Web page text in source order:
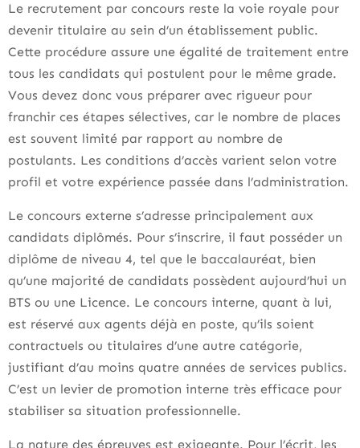
Le recrutement par concours reste la voie royale pour
devenir titulaire au sein d’un établissement public.
Cette procédure assure une égalité de traitement entre
tous les candidats qui postulent pour le même grade.
Vous devez donc vous préparer avec rigueur pour
franchir ces étapes sélectives, car le nombre de places
est souvent limité par rapport au nombre de
postulants. Les conditions d’accès varient selon votre
profil et votre expérience passée dans l’administration.
Le concours externe s’adresse principalement aux
candidats diplômés. Pour s’inscrire, il faut posséder un
diplôme de niveau 4, tel que le baccalauréat, bien
qu’une majorité de candidats possèdent aujourd’hui un
BTS ou une Licence. Le concours interne, quant à lui,
est réservé aux agents déjà en poste, qu’ils soient
contractuels ou titulaires d’une autre catégorie,
justifiant d’au moins quatre années de services publics.
C’est un levier de promotion interne très efficace pour
stabiliser sa situation professionnelle.
La nature des épreuves est exigeante. Pour l’écrit, les